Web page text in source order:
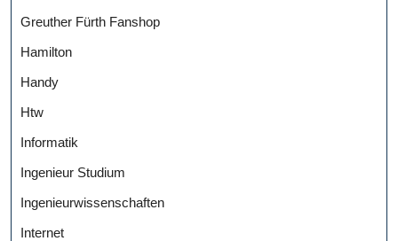
Greuther Fürth Fanshop
Hamilton
Handy
Htw
Informatik
Ingenieur Studium
Ingenieurwissenschaften
Internet